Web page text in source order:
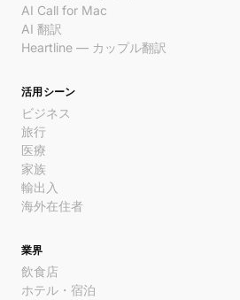
AI Call for Mac
AI 翻訳
Heartline — カップル翻訳
活用シーン
ビジネス
旅行
医療
家族
輸出入
海外在住者
業界
飲食店
ホテル・宿泊